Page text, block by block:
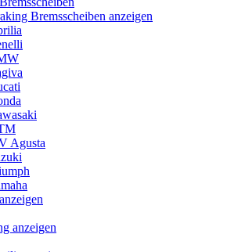
Bremsscheiben anzeigen
Agusta
anzeigen